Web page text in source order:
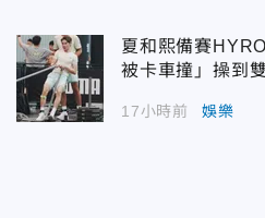
夏和熙備賽
被卡車撞」操到
17小時前 娛樂